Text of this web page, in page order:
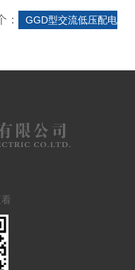
：
GGD型交流低压配电